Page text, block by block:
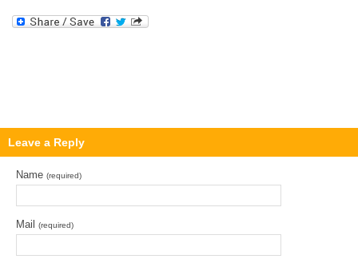
Leave a Reply
Name (required)
Mail (required)